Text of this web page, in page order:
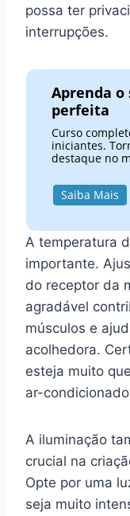
possa ter
interrupções.
Aprenda o
perfeita
Curso
iniciantes.
destaque no
Saiba Mais
A temperatura
importante.
do receptor da
agradável
músculos e
acolhedora.
esteja muito
ar-
A iluminação
crucial na
Opte por uma
seja muito